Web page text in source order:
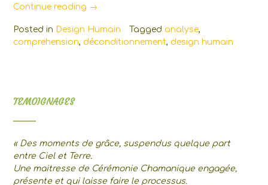
Continue reading « Analyse
Humain »
→
Posted in Design Humain Tagged analyse,
comprehension, déconditionnement, design humain
TEMOIGNAGES
« Des moments de grâce, suspendus quelque part
entre Ciel et Terre.
Une maitresse de Cérémonie Chamanique engagée,
présente et qui laisse faire le processus.